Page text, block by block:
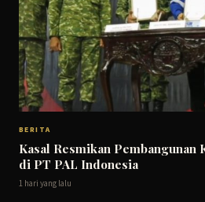
BERITA
Kasal Resmikan Pembangunan
di PT PAL Indonesia
1 hari yang lalu